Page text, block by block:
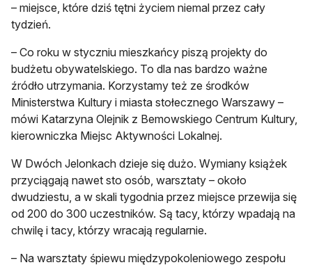
– miejsce, które dziś tętni życiem niemal przez cały
tydzień.
– Co roku w styczniu mieszkańcy piszą projekty do
budżetu obywatelskiego. To dla nas bardzo ważne
źródło utrzymania. Korzystamy też ze środków
Ministerstwa Kultury i miasta stołecznego Warszawy –
mówi Katarzyna Olejnik z Bemowskiego Centrum Kultury,
kierowniczka Miejsc Aktywności Lokalnej.
W Dwóch Jelonkach dzieje się dużo. Wymiany książek
przyciągają nawet sto osób, warsztaty – około
dwudziestu, a w skali tygodnia przez miejsce przewija się
od 200 do 300 uczestników. Są tacy, którzy wpadają na
chwilę i tacy, którzy wracają regularnie.
– Na warsztaty śpiewu międzypokoleniowego zespołu